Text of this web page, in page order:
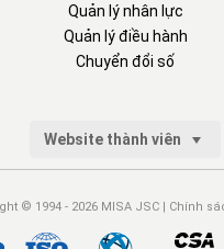
Quản lý nhân lực
Quản lý điều hành
Chuyển đổi số
Website thành viên
© 1994 - 2026 MISA JSC | Chính